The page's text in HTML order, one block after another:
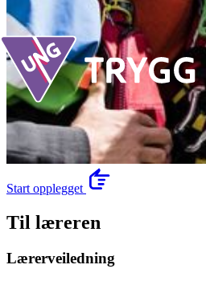
Start opplegget
Til læreren
Lærerveiledning